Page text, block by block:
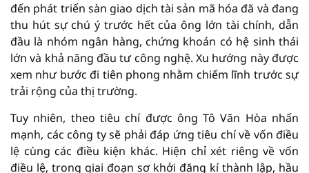
đến phát triển sàn giao dịch tài sản mã hóa đã và đang
thu hút sự chú ý trước hết của ông lớn tài chính, dẫn
đầu là nhóm ngân hàng, chứng khoán có hệ sinh thái
lớn và khả năng đầu tư công nghệ. Xu hướng này được
xem như bước đi tiên phong nhằm chiếm lĩnh trước sự
trải rộng của thị trường.
Tuy nhiên, theo tiêu chí được ông Tô Văn Hòa nhấn
mạnh, các công ty sẽ phải đáp ứng tiêu chí về vốn điều
lệ cùng các điều kiện khác. Hiện chỉ xét riêng về vốn
điều lệ, trong giai đoạn sơ khởi đăng kí thành lập, hầu